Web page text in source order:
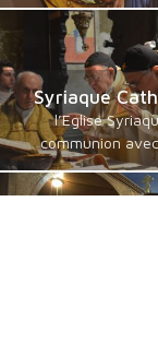
Syriaque
l’Eglise
communion